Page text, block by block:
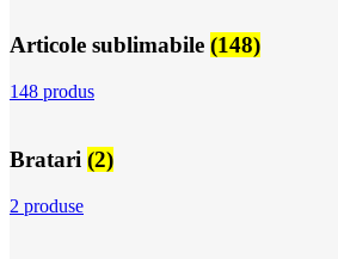
Articole sublimabile (148)
148 produs
Bratari (2)
2 produse